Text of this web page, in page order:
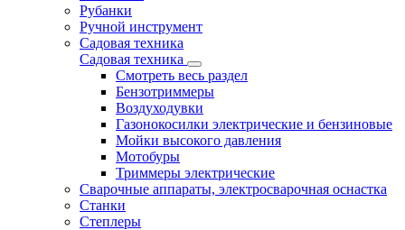
Рубанки
Ручной инструмент
Садовая техника
Садовая техника
Смотреть весь раздел
Бензотриммеры
Воздуходувки
Газонокосилки электрические и бензиновые
Мойки высокого давления
Мотобуры
Триммеры электрические
Сварочные аппараты, электросварочная оснастка
Станки
Степлеры